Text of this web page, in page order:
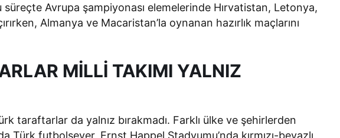
Avrupa şampiyonası elemelerinde Hırvatistan, Letonya,
Almanya ve Macaristan’la oynanan hazırlık maçlarını
MİLLİ TAKIMI YALNIZ
taraftarlar da yalnız bırakmadı. Farklı ülke ve şehirlerden
Türk futbolsever, Ernst Happel Stadyumu’nda kırmızı-beyazlı